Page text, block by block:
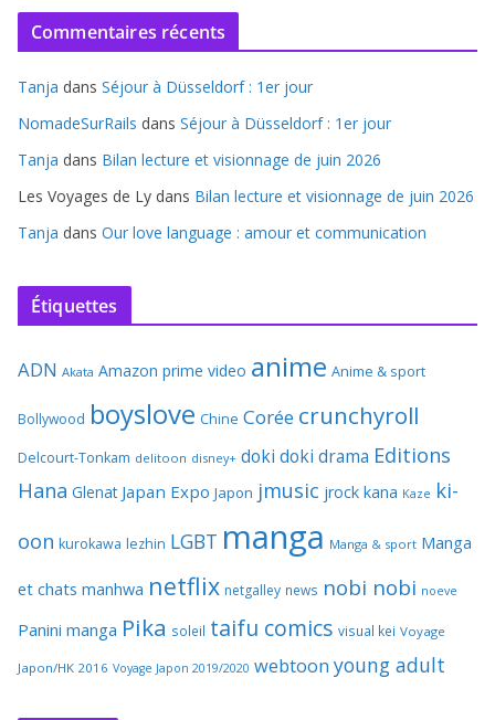
Commentaires récents
Tanja dans Séjour à Düsseldorf : 1er jour
NomadeSurRails dans Séjour à Düsseldorf : 1er jour
Tanja dans Bilan lecture et visionnage de juin 2026
Les Voyages de Ly dans Bilan lecture et visionnage de juin 2026
Tanja dans Our love language : amour et communication
Étiquettes
ADN Akata Amazon prime video anime Anime & sport
Bollywood boyslove Chine Corée crunchyroll
Delcourt-Tonkam delitoon disney+ doki doki drama Editions
Hana Glenat Japan Expo Japon jmusic jrock kana Kaze ki-
oon kurokawa lezhin LGBT manga Manga & sport Manga
et chats manhwa netflix netgalley news nobi nobi noeve
Panini manga Pika soleil taifu comics visual kei Voyage
Japon/HK 2016 Voyage Japon 2019/2020 webtoon young adult